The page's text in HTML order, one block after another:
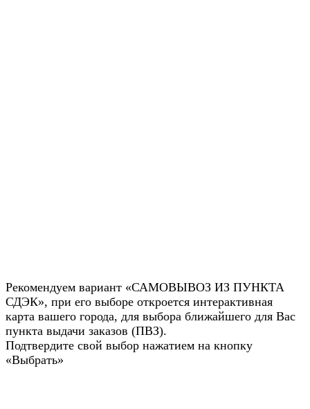
Рекомендуем вариант «САМОВЫВОЗ ИЗ ПУНКТА
СДЭК», при его выборе откроется интерактивная
карта вашего города, для выбора ближайшего для Вас
пункта выдачи заказов (ПВЗ).
Подтвердите свой выбор нажатием на кнопку
«Выбрать»